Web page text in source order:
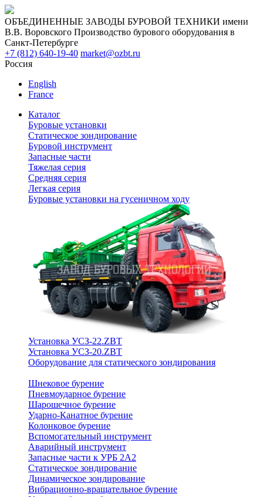
ОБЪЕДИНЕННЫЕ ЗАВОДЫ БУРОВОЙ ТЕХНИКИ имени
В.В. Воровского Производство бурового оборудования в
Санкт-Петербурге
+7 (812) 640-19-40 market@ozbt.ru
Россия
English
France
Каталог
Буровые установки
Статическое зондирование
Буровой инструмент
Запасные части
Тяжелая серия
Средняя серия
Легкая серия
Буровые установки на гусеничном ходу
Установка УСЗ-22.ZBT
Установка УСЗ-20.ZBT
Оборудование для статического зондирования
Шнековое бурение
Пневмоударное бурение
Шарошечное бурение
Ударно-Канатное бурение
Колонковое бурение
Вспомогательный инструмент
Аварийный инструмент
Запасные части к УРБ 2А2
Статическое зондирование
Динамическое зондирование
Вибрационно-вращательное бурение